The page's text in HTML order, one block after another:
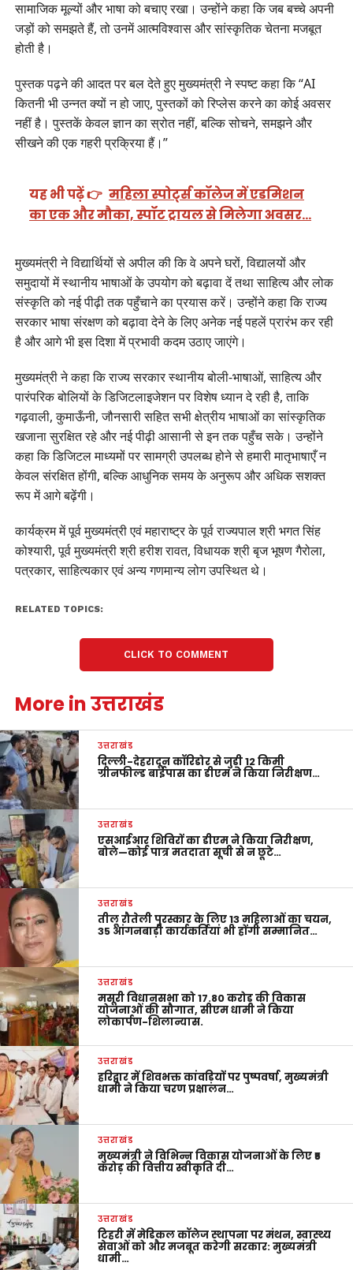
सामाजिक मूल्यों और भाषा को बचाए रखा। उन्होंने कहा कि जब बच्चे अपनी
जड़ों को समझते हैं, तो उनमें आत्मविश्वास और सांस्कृतिक चेतना मजबूत
होती है।
पुस्तक पढ़ने की आदत पर बल देते हुए मुख्यमंत्री ने स्पष्ट कहा कि “AI
कितनी भी उन्नत क्यों न हो जाए, पुस्तकों को रिप्लेस करने का कोई अवसर
नहीं है। पुस्तकें केवल ज्ञान का स्रोत नहीं, बल्कि सोचने, समझने और
सीखने की एक गहरी प्रक्रिया हैं।”
यह भी पढ़ें 👉 महिला स्पोर्ट्स कॉलेज में एडमिशन
का एक और मौका, स्पॉट ट्रायल से मिलेगा अवसर…
मुख्यमंत्री ने विद्यार्थियों से अपील की कि वे अपने घरों, विद्यालयों और
समुदायों में स्थानीय भाषाओं के उपयोग को बढ़ावा दें तथा साहित्य और लोक
संस्कृति को नई पीढ़ी तक पहुँचाने का प्रयास करें। उन्होंने कहा कि राज्य
सरकार भाषा संरक्षण को बढ़ावा देने के लिए अनेक नई पहलें प्रारंभ कर रही
है और आगे भी इस दिशा में प्रभावी कदम उठाए जाएंगे।
मुख्यमंत्री ने कहा कि राज्य सरकार स्थानीय बोली-भाषाओं, साहित्य और
पारंपरिक बोलियों के डिजिटलाइजेशन पर विशेष ध्यान दे रही है, ताकि
गढ़वाली, कुमाऊँनी, जौनसारी सहित सभी क्षेत्रीय भाषाओं का सांस्कृतिक
खजाना सुरक्षित रहे और नई पीढ़ी आसानी से इन तक पहुँच सके। उन्होंने
कहा कि डिजिटल माध्यमों पर सामग्री उपलब्ध होने से हमारी मातृभाषाएँ न
केवल संरक्षित होंगी, बल्कि आधुनिक समय के अनुरूप और अधिक सशक्त
रूप में आगे बढ़ेंगी।
कार्यक्रम में पूर्व मुख्यमंत्री एवं महाराष्ट्र के पूर्व राज्यपाल श्री भगत सिंह
कोश्यारी, पूर्व मुख्यमंत्री श्री हरीश रावत, विधायक श्री बृज भूषण गैरोला,
पत्रकार, साहित्यकार एवं अन्य गणमान्य लोग उपस्थित थे।
RELATED TOPICS:
CLICK TO COMMENT
More in उत्तराखंड
उत्तराखंड
दिल्ली-देहरादून कॉरिडोर से जुड़ी 12 किमी
ग्रीनफील्ड बाईपास का डीएम ने किया निरीक्षण…
उत्तराखंड
एसआईआर शिविरों का डीएम ने किया निरीक्षण,
बोले—कोई पात्र मतदाता सूची से न छूटे…
उत्तराखंड
तीलू रौतेली पुरस्कार के लिए 13 महिलाओं का चयन,
35 आंगनबाड़ी कार्यकर्तियां भी होंगी सम्मानित…
उत्तराखंड
मसूरी विधानसभा को 17.80 करोड़ की विकास
योजनाओं की सौगात, सीएम धामी ने किया
लोकार्पण-शिलान्यास.
उत्तराखंड
हरिद्वार में शिवभक्त कांवड़ियों पर पुष्पवर्षा, मुख्यमंत्री
धामी ने किया चरण प्रक्षालन…
उत्तराखंड
मुख्यमंत्री ने विभिन्न विकास योजनाओं के लिए ₹5
करोड़ की वित्तीय स्वीकृति दी…
उत्तराखंड
टिहरी में मेडिकल कॉलेज स्थापना पर मंथन, स्वास्थ्य
सेवाओं को और मजबूत करेगी सरकार: मुख्यमंत्री
धामी…